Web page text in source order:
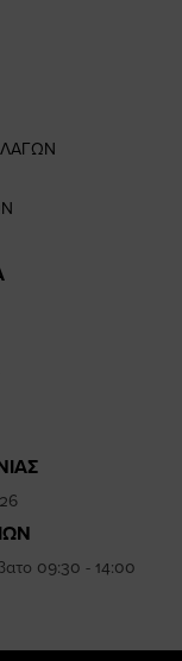
09:30 - 14:00